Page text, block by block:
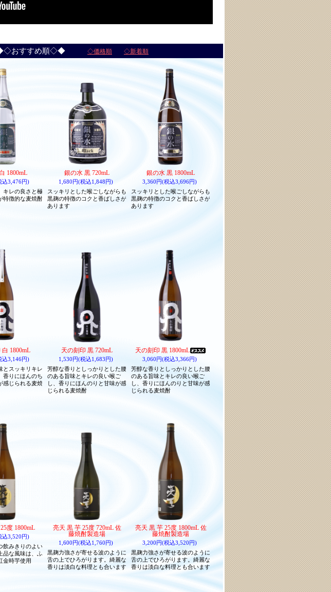
おすすめ順◇◆ ◇価格順 ◇新着順
1800mL
込3,476円)
キレの良さと極
特徴的な麦焼酎
銀の水 黒 720mL
1,680円(税込1,848円)
スッキリとした喉ごしながらも
黒麹の特徴のコクと香ばしさが
あります
銀の水 黒 1800mL
3,360円(税込3,696円)
スッキリとした喉ごしながらも
黒麹の特徴のコクと香ばしさが
あります
1800mL
込3,146円)
とスッキリキレ
香りにほんのち
感じられる麦焼
天の刻印 黒 720mL
1,530円(税込1,683円)
芳醇な香りとしっかりとした腰
のある旨味とキレの良い喉ご
し、香りにほんのりと甘味が感
じられる麦焼酎
天の刻印 黒 1800mL
3,060円(税込3,366円)
芳醇な香りとしっかりとした腰
のある旨味とキレの良い喉ご
し、香りにほんのりと甘味が感
じられる麦焼酎
度 1800mL
込3,520円)
飲みきりのよい
品な風味は、ふ
金時芋使用
亮天 黒 芋 25度 720mL 佐
藤焼酎製造場
1,600円(税込1,760円)
黒麹力強さが寄せる波のように
舌の上でひろがります。綺麗な
香りは淡白な料理とも合います
亮天 黒 芋 25度 1800mL 佐
藤焼酎製造場
3,200円(税込3,520円)
黒麹力強さが寄せる波のように
舌の上でひろがります。綺麗な
香りは淡白な料理とも合います